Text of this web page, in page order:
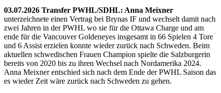
03.07.2026 Transfer PWHL/SDHL: Anna Meixner
unterzeichnete einen Vertrag bei Brynas IF und wechselt damit nach
zwei Jahren in der PWHL wo sie für die Ottawa Charge und am
ende für die Vancouver Goldeneyes insgesamt in 66 Spielen 4 Tore
und 6 Assist erzielen konnte wieder zurück nach Schweden. Beim
aktuellen schwedischen Frauen Champion spielte die Salzburgerin
bereits von 2020 bis zu ihren Wechsel nach Nordamerika 2024.
Anna Meixner entschied sich nach dem Ende der PWHL Saison das
es wieder Zeit wäre zurück nach Schweden zu gehen.